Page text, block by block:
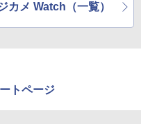
カメ Watch（一覧）
トページ